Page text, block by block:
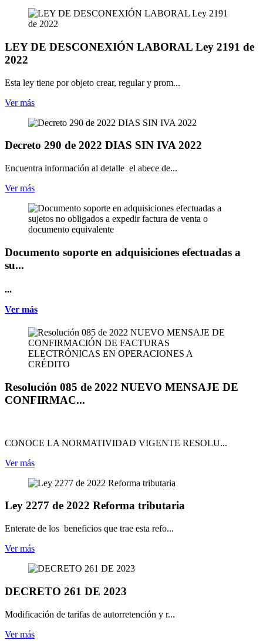
LEY DE DESCONEXIÓN LABORAL Ley 2191 de
2022
Esta ley tiene por objeto crear, regular y prom...
Ver más
Decreto 290 de 2022 DIAS SIN IVA 2022
Encuentra información al detalle el abece de...
Ver más
Documento soporte en adquisiciones efectuadas a
su...
...
Ver más
Resolución 085 de 2022 NUEVO MENSAJE DE
CONFIRMAC...
CONOCE LA NORMATIVIDAD VIGENTE RESOLU...
Ver más
Ley 2277 de 2022 Reforma tributaria
Enterate de los beneficios que trae esta refo...
Ver más
DECRETO 261 DE 2023
Modificación de tarifas de autorretención y r...
Ver más